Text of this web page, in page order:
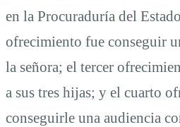
en la Procuraduría del
ofrecimiento fue conseguir
la señora; el tercer
a sus tres hijas; y el cuarto
conseguirle una audiencia